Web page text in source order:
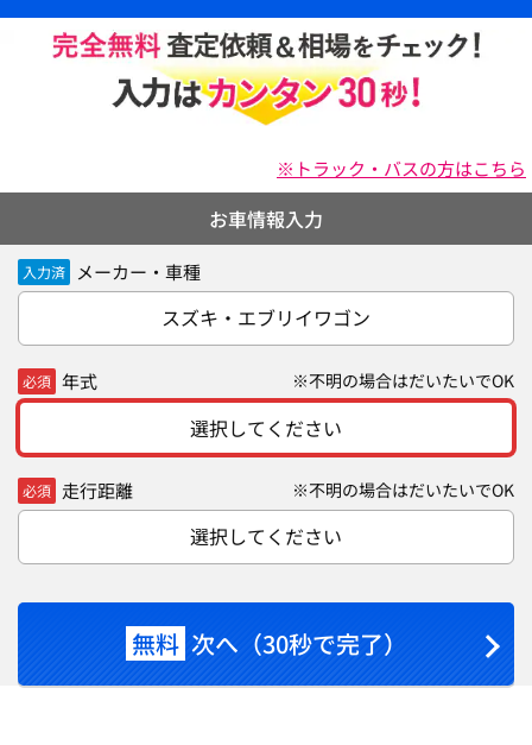
※トラック・バスの方はこちら
お車情報入力
入力済 メーカー・車種
スズキ・エブリイワゴン
必須 年式 ※不明の場合はだいたいでOK
選択してください
必須 走行距離 ※不明の場合はだいたいでOK
選択してください
無料 次へ（30秒で完了）